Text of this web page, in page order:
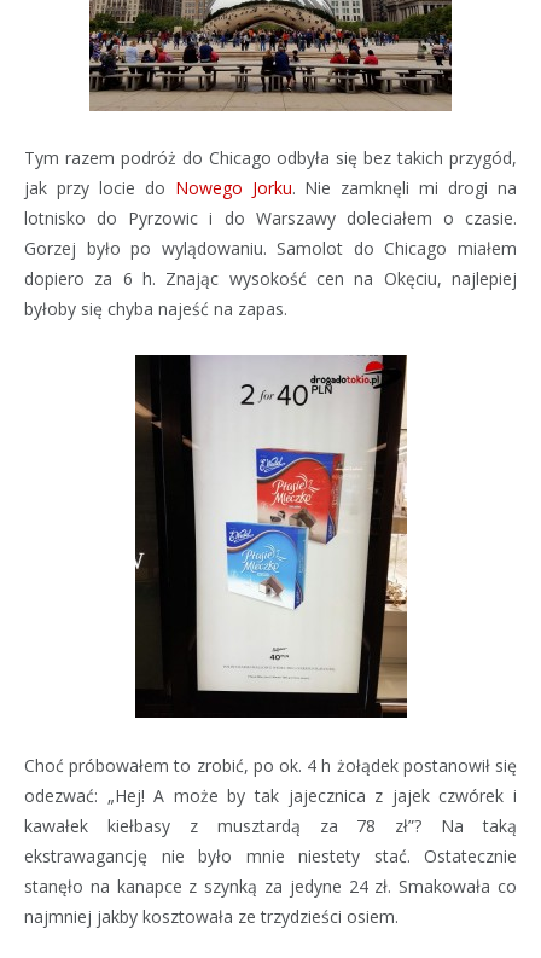
Tym razem podróż do Chicago odbyła się bez takich przygód,
jak przy locie do Nowego Jorku. Nie zamknęli mi drogi na
lotnisko do Pyrzowic i do Warszawy doleciałem o czasie.
Gorzej było po wylądowaniu. Samolot do Chicago miałem
dopiero za 6 h. Znając wysokość cen na Okęciu, najlepiej
byłoby się chyba najeść na zapas.
Choć próbowałem to zrobić, po ok. 4 h żołądek postanowił się
odezwać: „Hej! A może by tak jajecznica z jajek czwórek i
kawałek kiełbasy z musztardą za 78 zł”? Na taką
ekstrawagancję nie było mnie niestety stać. Ostatecznie
stanęło na kanapce z szynką za jedyne 24 zł. Smakowała co
najmniej jakby kosztowała ze trzydzieści osiem.